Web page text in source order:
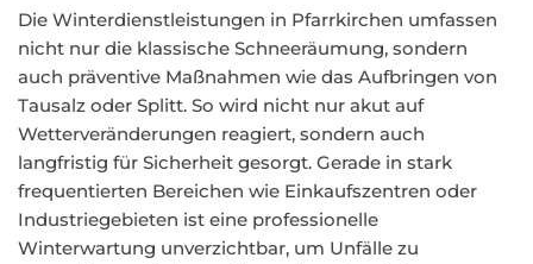
Die Winterdienstleistungen in Pfarrkirchen umfassen
nicht nur die klassische Schneeräumung, sondern
auch präventive Maßnahmen wie das Aufbringen von
Tausalz oder Splitt. So wird nicht nur akut auf
Wetterveränderungen reagiert, sondern auch
langfristig für Sicherheit gesorgt. Gerade in stark
frequentierten Bereichen wie Einkaufszentren oder
Industriegebieten ist eine professionelle
Winterwartung unverzichtbar, um Unfälle zu